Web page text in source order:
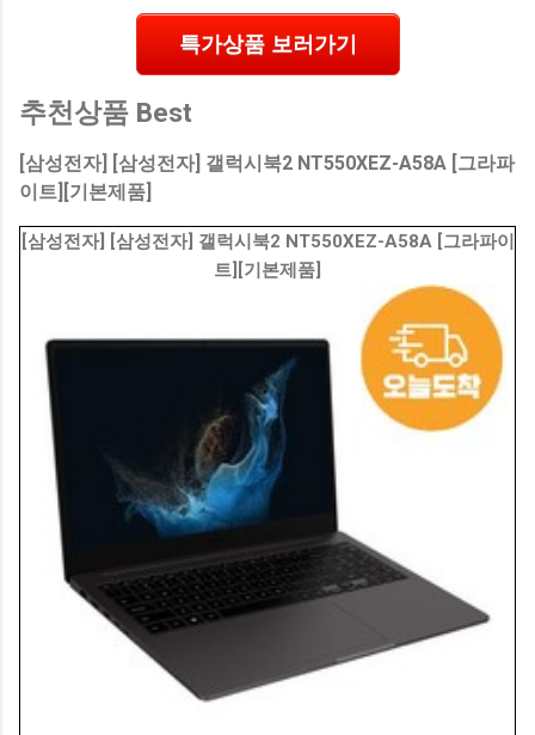
특가상품 보러가기
추천상품 Best
[삼성전자] [삼성전자] 갤럭시북2 NT550XEZ-A58A [그라파
이트][기본제품]
[삼성전자] [삼성전자] 갤럭시북2 NT550XEZ-A58A [그라파이
트][기본제품]